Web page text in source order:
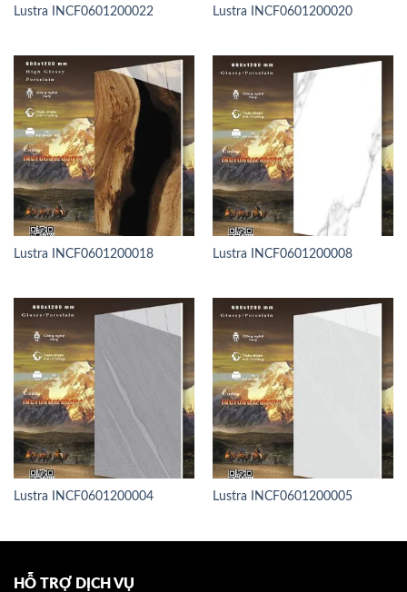
Lustra INCF0601200022 Lustra INCF0601200020
Lustra INCF0601200018 Lustra INCF0601200008
Lustra INCF0601200004 Lustra INCF0601200005
HỖ TRỢ DỊCH VỤ